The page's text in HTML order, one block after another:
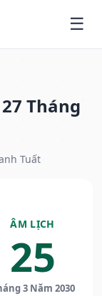
Tháng
Tuất
ÂM LỊCH
25
3 Năm 2030